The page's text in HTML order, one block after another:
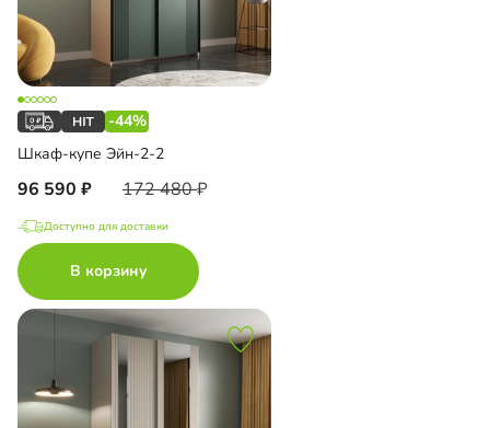
-44%
Шкаф-купе Эйн-2-2
96 590 172 480
Доступно для доставки
В корзину